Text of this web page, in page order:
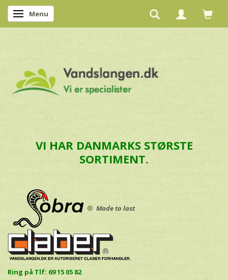
Skifte navigation
Menu
VI HAR DANMARKS STØRSTE
SORTIMENT.
® Made to last
Ring på Tlf: 69 15 05 82